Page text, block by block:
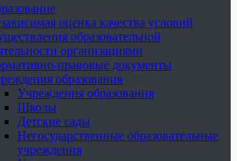
оценка качества условий
образовательной
организациями
правовые документы
образования
Учреждения образования
Школы
Детские сады
Негосударственные образовательные
учреждения